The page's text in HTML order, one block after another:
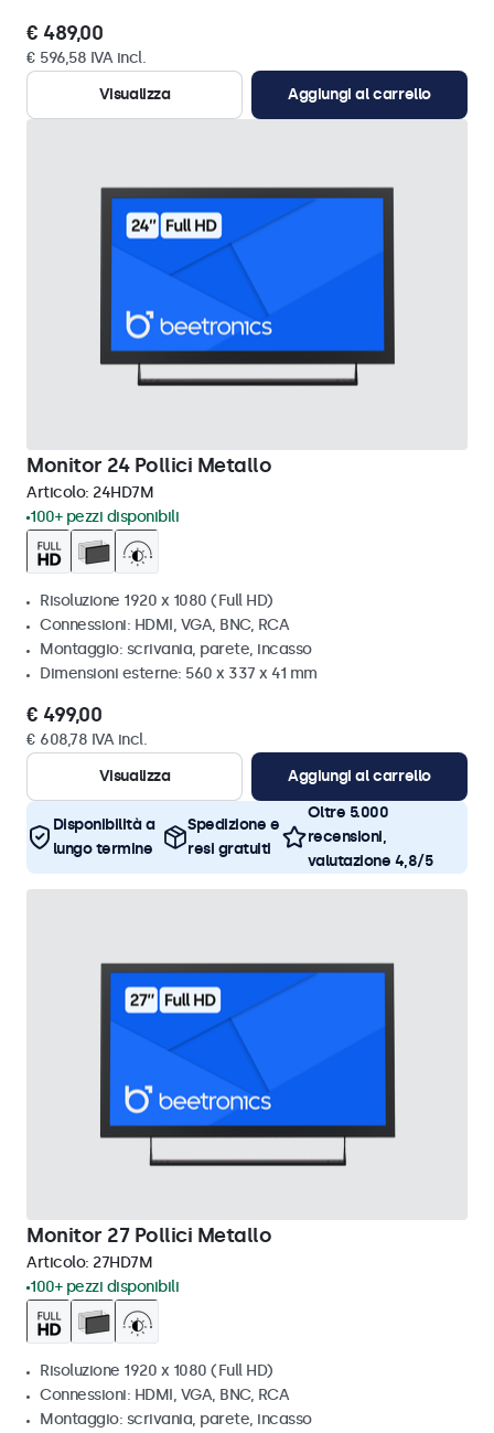
€ 489,00
€ 596,58 IVA incl.
Visualizza
Aggiungi al carrello
Monitor 24 Pollici Metallo
Articolo: 24HD7M
100+ pezzi disponibili
Risoluzione 1920 x 1080 (Full HD)
Connessioni: HDMI, VGA, BNC, RCA
Montaggio: scrivania, parete, incasso
Dimensioni esterne: 560 x 337 x 41 mm
€ 499,00
€ 608,78 IVA incl.
Visualizza
Aggiungi al carrello
Disponibilità a
lungo termine
Spedizione e
resi gratuiti
Oltre 5.000
recensioni,
valutazione 4,8/5
Monitor 27 Pollici Metallo
Articolo: 27HD7M
100+ pezzi disponibili
Risoluzione 1920 x 1080 (Full HD)
Connessioni: HDMI, VGA, BNC, RCA
Montaggio: scrivania, parete, incasso